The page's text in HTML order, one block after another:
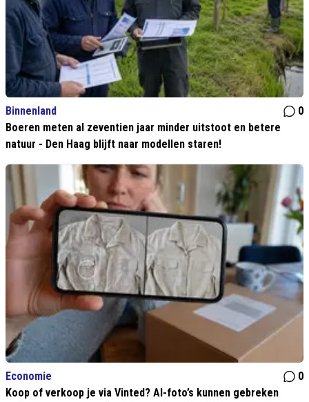
Binnenland
0
Boeren meten al zeventien jaar minder uitstoot en betere
natuur - Den Haag blijft naar modellen staren!
Economie
0
Koop of verkoop je via Vinted? AI-foto’s kunnen gebreken